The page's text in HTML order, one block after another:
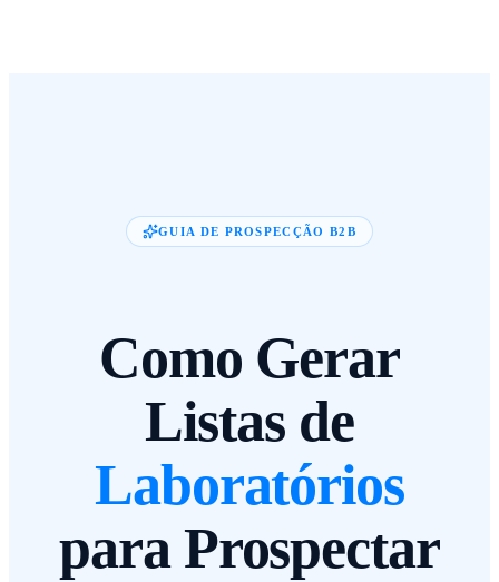
GUIA DE PROSPECÇÃO B2B
Como Gerar
Listas de
Laboratórios
para Prospectar